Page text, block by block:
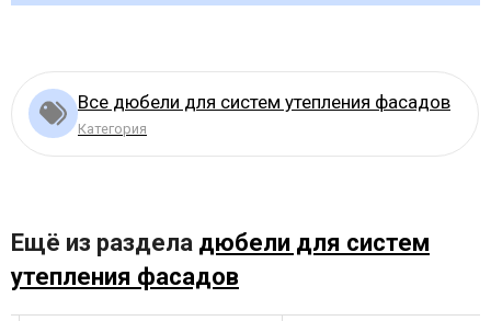
Все дюбели для систем утепления фасадов
Категория
Ещё из раздела дюбели для систем
утепления фасадов